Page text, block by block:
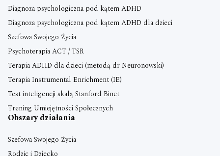
Diagnoza psychologiczna pod kątem ADHD
Diagnoza psychologiczna pod kątem ADHD dla dzieci
Szefowa Swojego Życia
Psychoterapia ACT / TSR
Terapia ADHD dla dzieci (metodą dr Neuronowski)
Terapia Instrumental Enrichment (IE)
Test inteligencji skalą Stanford Binet
Trening Umiejętności Społecznych
Obszary działania
Szefowa Swojego Życia
Rodzic i Dziecko